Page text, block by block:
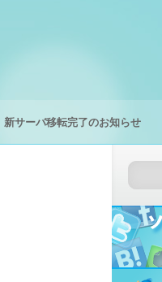
新サーバ移転完了のお知らせ